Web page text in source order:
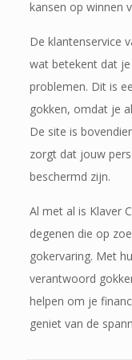
kansen op winnen
De klantenservice
wat betekent dat
problemen. Dit is
gokken, omdat je
De site is
zorgt dat jouw
beschermd zijn.
Al met al is Klaver
degenen die op
gokervaring. Met
verantwoord
helpen om je
geniet van de